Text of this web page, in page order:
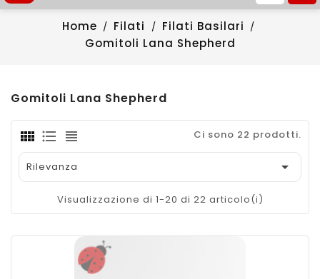
Home Filati
Filati Basilari
Gomitoli Lana Shepherd
Gomitoli Lana Shepherd
Ci sono 22 prodotti.
Rilevanza 
Visualizzazione di 1-20 di 22 articolo(i)